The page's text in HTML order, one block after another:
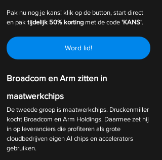
Pak nu nog je kans! klik op de button, start direct
en pak tijdelijk 50% korting met de code 'KANS'.
Word lid!
Broadcom en Arm zitten in
maatwerkchips
De tweede groep is maatwerkchips. Druckenmiller
kocht Broadcom en Arm Holdings. Daarmee zet hij
in op leveranciers die profiteren als grote
cloudbedrijven eigen AI chips en accelerators
gebruiken.